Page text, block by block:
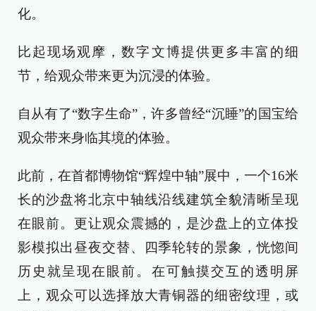
化。
比起现场观摩，数字文博提供更多丰富的细
节，给观众带来更为沉浸的体验。
自从有了“数字生命”，许多曾经“沉睡”的国宝给
观众带来身临其境的体验。
此前，在首都博物馆“辉煌中轴”展中，一个16米
长的沙盘将北京中轴线沿线建筑全貌清晰呈现
在眼前。更让观众震撼的，是沙盘上的立体投
影模拟出昼夜交替、四季轮转的景象，恍惚间
历史就呈现在眼前。在可触摸交互的透明屏
上，观众可以选择放大青铜器的细密纹理，或